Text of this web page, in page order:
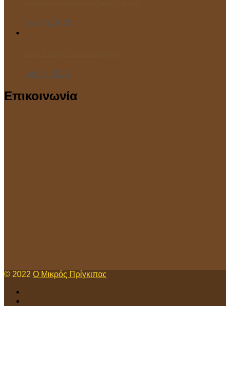
Οκτ 25, 2025
Ιούλ 7, 2025
Επικοινωνία
© 2022 Ο Μικρός Πρίγκιπας